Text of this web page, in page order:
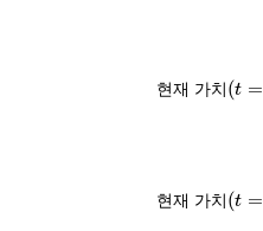
현재 가치( t=
현재 가치( t=